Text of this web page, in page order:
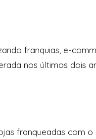
franquias, e-
nos últimos dois
franqueadas com o